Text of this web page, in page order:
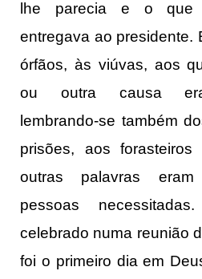
lhe parecia e o que
entregava ao presidente.
órfãos, às viúvas, aos
ou outra causa
lembrando-se também
prisões, aos
outras palavras
pessoas
celebrado numa reunião
foi o primeiro dia em